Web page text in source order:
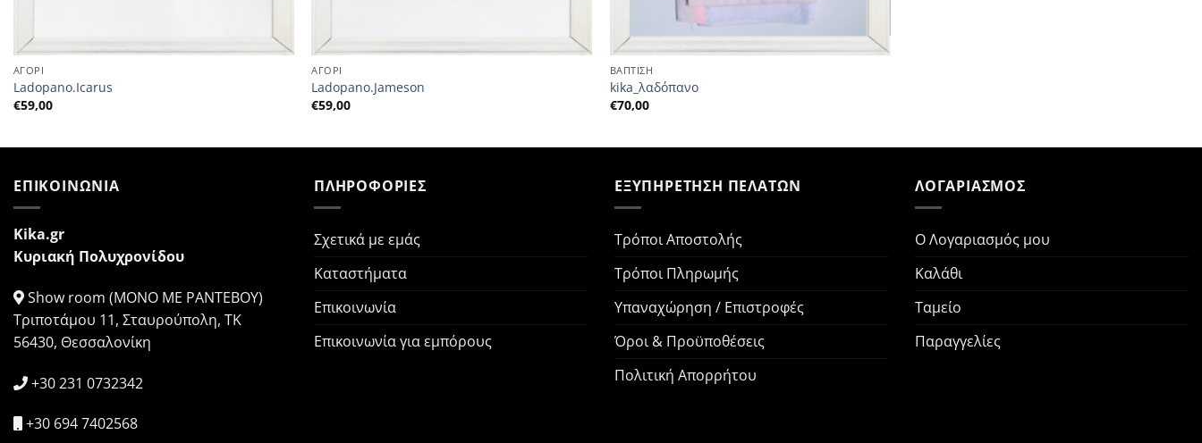
ΑΓΟΡΙ
Ladopano.Icarus
€59,00
ΑΓΟΡΙ
Ladopano.Jameson
€59,00
ΒΑΠΤΙΣΗ
kika_λαδόπανο
€70,00
ΕΠΙΚΟΙΝΩΝΙΑ
Kika.gr
Κυριακή Πολυχρονίδου
Show room (ΜΟΝΟ ΜΕ ΡΑΝΤΕΒΟΥ)
Τριποτάμου 11, Σταυρούπολη, ΤΚ
56430, Θεσσαλονίκη
+30 231 0732342
+30 694 7402568
ΠΛΗΡΟΦΟΡΙΕΣ
Σχετικά με εμάς
Καταστήματα
Επικοινωνία
Επικοινωνία για εμπόρους
ΕΞΥΠΗΡΕΤΗΣΗ ΠΕΛΑΤΩΝ
Τρόποι Αποστολής
Τρόποι Πληρωμής
Υπαναχώρηση / Επιστροφές
Όροι & Προϋποθέσεις
Πολιτική Απορρήτου
ΛΟΓΑΡΙΑΣΜΟΣ
Ο Λογαριασμός μου
Καλάθι
Ταμείο
Παραγγελίες